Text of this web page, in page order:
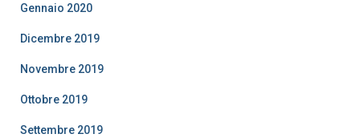
Gennaio 2020
Dicembre 2019
Novembre 2019
Ottobre 2019
Settembre 2019